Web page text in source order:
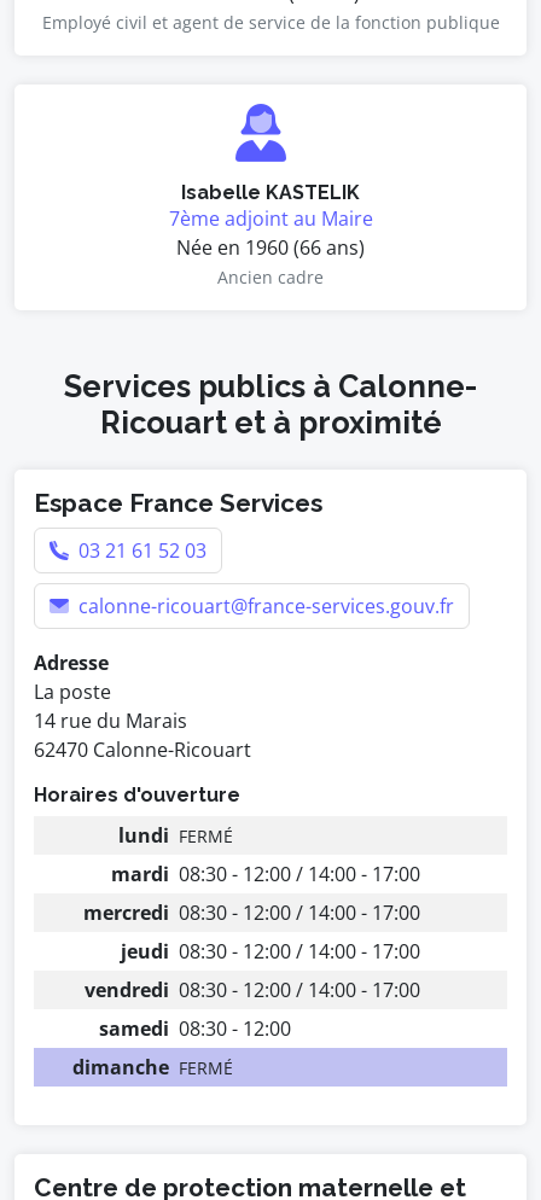
Employé civil et agent de service de la fonction publique
Isabelle KASTELIK
7ème adjoint au Maire
Née en 1960 (66 ans)
Ancien cadre
Services publics à Calonne-
Ricouart et à proximité
Espace France Services
03 21 61 52 03
calonne-ricouart@france-services.gouv.fr
Adresse
La poste
14 rue du Marais
62470 Calonne-Ricouart
Horaires d'ouverture
lundi FERMÉ
mardi 08:30 - 12:00 / 14:00 - 17:00
mercredi 08:30 - 12:00 / 14:00 - 17:00
jeudi 08:30 - 12:00 / 14:00 - 17:00
vendredi 08:30 - 12:00 / 14:00 - 17:00
samedi 08:30 - 12:00
dimanche FERMÉ
Centre de protection maternelle et